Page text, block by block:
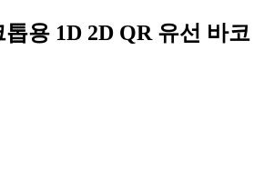
용 1D 2D QR 유선 바코